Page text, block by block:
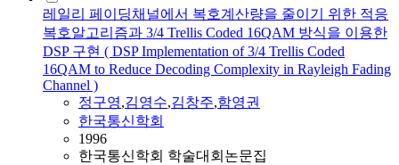
레일리 페이딩채널에서 복호계산량을 줄이기 위한 적응
복호알고리즘과 3/4 Trellis Coded 16QAM 방식을 이용한
DSP 구현 ( DSP Implementation of 3/4 Trellis Coded
16QAM to Reduce Decoding Complexity in Rayleigh Fading
Channel )
정구영,김영수,김창주,함영권
한국통신학회
1996
한국통신학회 학술대회논문집